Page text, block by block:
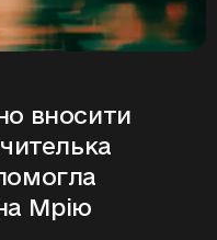
вносити
Мрію